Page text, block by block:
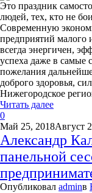
Это праздник
людей, тех, кто не
Современную
предприятий малого
всегда энергичен,
успеха даже в самые
пожелания
доброго здоровья,
Нижегородское
Читать далее
0
Май 25, 2018Август
Александр
панельной
Опубликовал adminв